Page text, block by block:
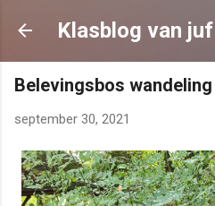
Doorgaan naar
Klasblog van
Belevingsbos
september 30, 2021